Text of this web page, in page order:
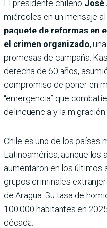
El presidente chileno José
miércoles en un mensaje
paquete de reformas en
el crimen organizado,
promesas de campaña.
derecha de 60 años,
compromiso de poner en
“emergencia” que
delincuencia y la migración
Chile es uno de los países
Latinoamérica, aunque los
aumentaron en los últimos
grupos criminales
de Aragua. Su tasa de
100.000 habitantes en
década.